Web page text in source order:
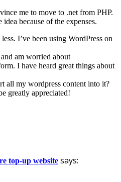
me to move to .net from PHP.
because of the expenses.
I’ve been using WordPress on
am worried about
I have heard great things about
all my wordpress content into it?
greatly appreciated!
top-up website says: